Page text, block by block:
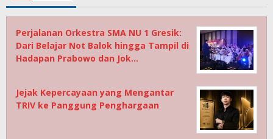
Perjalanan Orkestra SMA NU 1 Gresik:
Dari Belajar Not Balok hingga Tampil di
Hadapan Prabowo dan Jok…
Jejak Kepercayaan yang Mengantar
TRIV ke Panggung Penghargaan